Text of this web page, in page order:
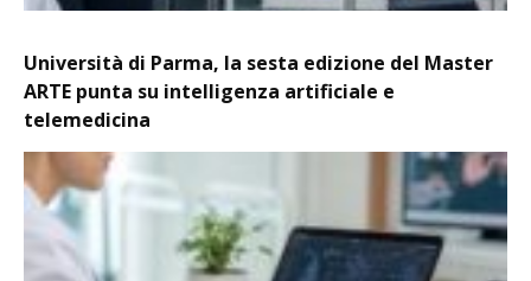
Università di Parma, la sesta edizione del Master
ARTE punta su intelligenza artificiale e
telemedicina